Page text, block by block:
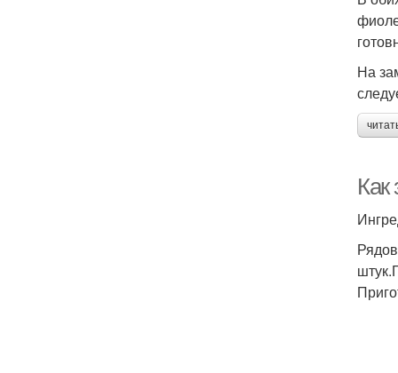
На
Как